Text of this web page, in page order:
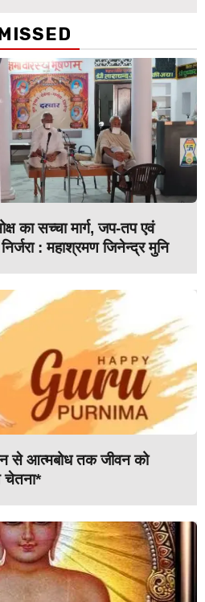
का सच्चा मार्ग, जप-तप एवं
: महाश्रमण जिनेन्द्र मुनि
से आत्मबोध तक जीवन को
चेतना*